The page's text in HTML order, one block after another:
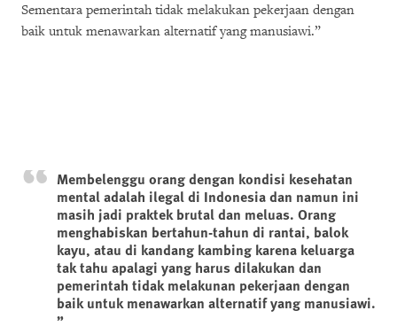
Sementara pemerintah tidak melakukan pekerjaan dengan
baik untuk menawarkan alternatif yang manusiawi.”
Membelenggu orang dengan kondisi kesehatan
mental adalah ilegal di Indonesia dan namun ini
masih jadi praktek brutal dan meluas. Orang
menghabiskan bertahun-tahun di rantai, balok
kayu, atau di kandang kambing karena keluarga
tak tahu apalagi yang harus dilakukan dan
pemerintah tidak melakunan pekerjaan dengan
baik untuk menawarkan alternatif yang manusiawi.